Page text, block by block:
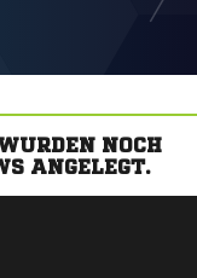
NOCH
ANGELEGT.